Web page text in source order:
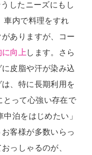
したニーズにもし
車内で料理をすれ
ありますが、コー
向上 します。さら
皮脂や汗が染み込
、特に長期利用を
って心強い存在で
泊をはじめたい」
客様が多数いらっ
っしゃるのが、